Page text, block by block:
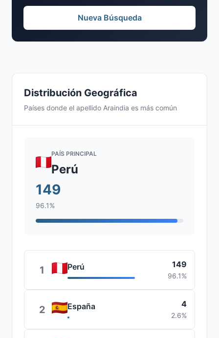
Distribución Geográfica
Países donde el apellido Araindia es más común
PAÍS PRINCIPAL
Perú
149
96.1%
1 Perú 149
96.1%
2 España 4
2.6%
Nueva Búsqueda